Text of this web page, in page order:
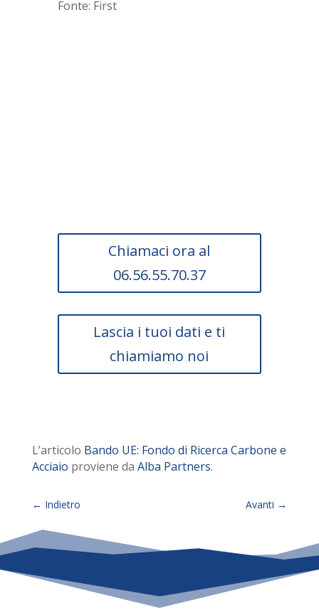
Fonte: First
Chiamaci ora al
06.56.55.70.37
Lascia i tuoi dati e ti
chiamiamo noi
L’articolo Bando UE: Fondo di Ricerca Carbone e
Acciaio proviene da Alba Partners.
← Indietro Avanti →